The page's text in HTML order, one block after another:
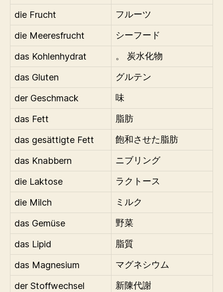
die Frucht フルーツ
die Meeresfrucht シーフード
das Kohlenhydrat 。 炭水化物
das Gluten グルテン
der Geschmack 味
das Fett 脂肪
das gesättigte Fett 飽和させた脂肪
das Knabbern ニブリング
die Laktose ラクトース
die Milch ミルク
das Gemüse 野菜
das Lipid 脂質
das Magnesium マグネシウム
der Stoffwechsel 新陳代謝